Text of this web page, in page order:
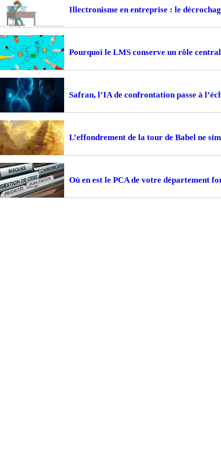
Illectronisme en entreprise : le
Pourquoi le LMS conserve un rôle
Safran, l’IA de confrontation passe à
L’effondrement de la tour de Babel ne
Où en est le PCA de votre département